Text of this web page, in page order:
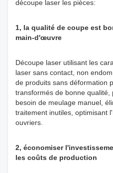
découpe laser les pièces:
1, la qualité de coupe est
main-d'œuvre
Découpe laser utilisant les
laser sans contact, non
de produits sans déformation
transformés de bonne
besoin de meulage manuel,
traitement inutiles, optimisant
ouvriers.
2, économiser
les coûts de production